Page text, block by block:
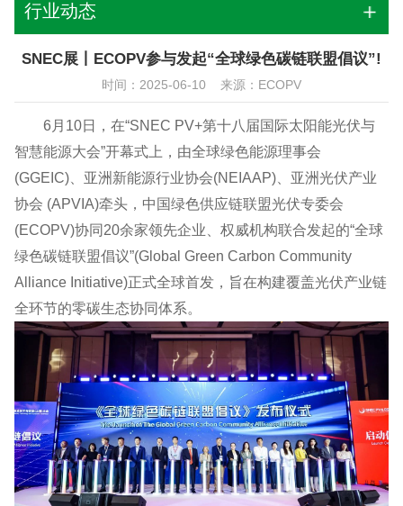
行业动态
SNEC展丨ECOPV参与发起“全球绿色碳链联盟倡议”!
时间：2025-06-10 来源：ECOPV
6月10日，在“SNEC PV+第十八届国际太阳能光伏与
智慧能源大会”开幕式上，由全球绿色能源理事会
(GGEIC)、亚洲新能源行业协会(NEIAAP)、亚洲光伏产业
协会 (APVIA)牵头，中国绿色供应链联盟光伏专委会
(ECOPV)协同20余家领先企业、权威机构联合发起的“全球
绿色碳链联盟倡议”(Global Green Carbon Community
Alliance Initiative)正式全球首发，旨在构建覆盖光伏产业链
全环节的零碳生态协同体系。